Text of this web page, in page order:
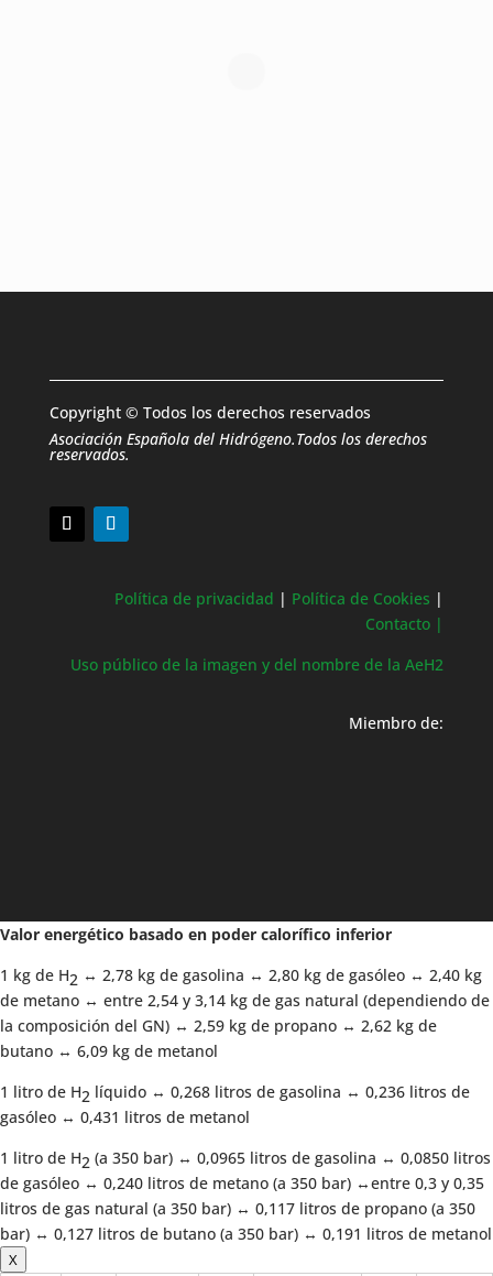
Copyright © Todos los derechos reservados
Asociación Española del Hidrógeno.Todos los derechos
reservados.
Política de privacidad | Política de Cookies |
Contacto |
Uso público de la imagen y del nombre de la AeH2
Miembro de:
Valor energético basado en poder calorífico inferior
1 kg de H2 ↔ 2,78 kg de gasolina ↔ 2,80 kg de gasóleo ↔ 2,40 kg
de metano ↔ entre 2,54 y 3,14 kg de gas natural (dependiendo de
la composición del GN) ↔ 2,59 kg de propano ↔ 2,62 kg de
butano ↔ 6,09 kg de metanol
1 litro de H2 líquido ↔ 0,268 litros de gasolina ↔ 0,236 litros de
gasóleo ↔ 0,431 litros de metanol
1 litro de H2 (a 350 bar) ↔ 0,0965 litros de gasolina ↔ 0,0850 litros
de gasóleo ↔ 0,240 litros de metano (a 350 bar) ↔entre 0,3 y 0,35
litros de gas natural (a 350 bar) ↔ 0,117 litros de propano (a 350
bar) ↔ 0,127 litros de butano (a 350 bar) ↔ 0,191 litros de metanol
X